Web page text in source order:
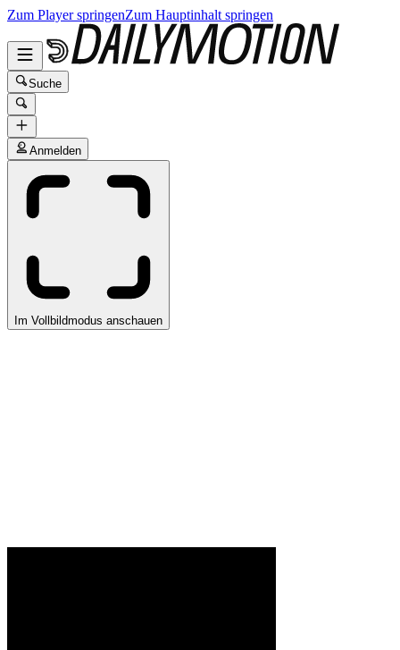
Zum Player springenZum Hauptinhalt springen
Suche
Anmelden
Im Vollbildmodus anschauen